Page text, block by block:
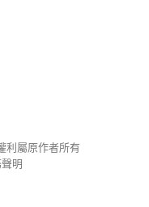
利屬原作者所有
明